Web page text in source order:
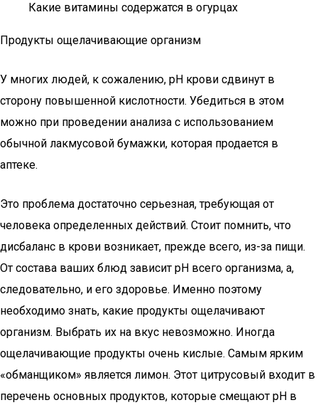
Какие витамины содержатся в огурцах
Продукты ощелачивающие организм
У многих людей, к сожалению, рН крови сдвинут в
сторону повышенной кислотности. Убедиться в этом
можно при проведении анализа с использованием
обычной лакмусовой бумажки, которая продается в
аптеке.
Это проблема достаточно серьезная, требующая от
человека определенных действий. Стоит помнить, что
дисбаланс в крови возникает, прежде всего, из-за пищи.
От состава ваших блюд зависит рН всего организма, а,
следовательно, и его здоровье. Именно поэтому
необходимо знать, какие продукты ощелачивают
организм. Выбрать их на вкус невозможно. Иногда
ощелачивающие продукты очень кислые. Самым ярким
«обманщиком» является лимон. Этот цитрусовый входит в
перечень основных продуктов, которые смещают рН в